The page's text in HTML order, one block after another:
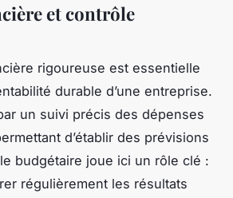
et contrôle
rigoureuse est essentielle
durable d’une entreprise.
un suivi précis des dépenses
d’établir des prévisions
budgétaire joue ici un rôle clé :
régulièrement les résultats